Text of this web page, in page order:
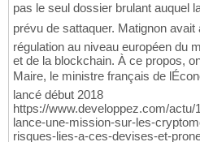
pas le seul dossier brulant auquel
prévu de sattaquer. Matignon
régulation au niveau européen du
et de la blockchain. À ce propos,
Maire, le ministre français de
lancé début 2018
https://www.developpez.com/actu/
lance-une-mission-sur-les-
risques-lies-a-ces-devises-et-